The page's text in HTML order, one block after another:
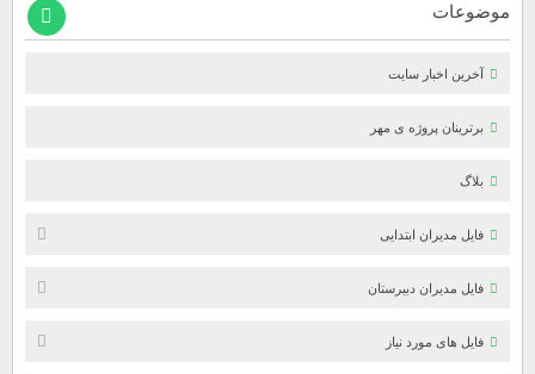
موضوعات
آخرین اخبار سایت
برترینان پروژه ی مهر
بلاگ
فایل مدیران ابتدایی
فایل مدیران دبیرستان
فایل های مورد نیاز